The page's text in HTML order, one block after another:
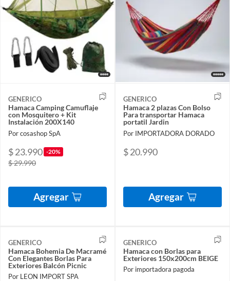
GENERICO
Hamaca Camping Camuflaje
con Mosquitero + Kit
Instalación 200X140
Por cosashop SpA
$ 23.990 -20%
$ 29.990
Agregar
GENERICO
Hamaca 2 plazas Con Bolso
Para transportar Hamaca
portatil Jardin
Por IMPORTADORA DORADO
$ 20.990
Agregar
GENERICO
Hamaca Bohemia De Macramé
Con Elegantes Borlas Para
Exteriores Balcón Picnic
Por LEON IMPORT SPA
GENERICO
Hamaca con Borlas para
Exteriores 150x200cm BEIGE
Por importadora pagoda